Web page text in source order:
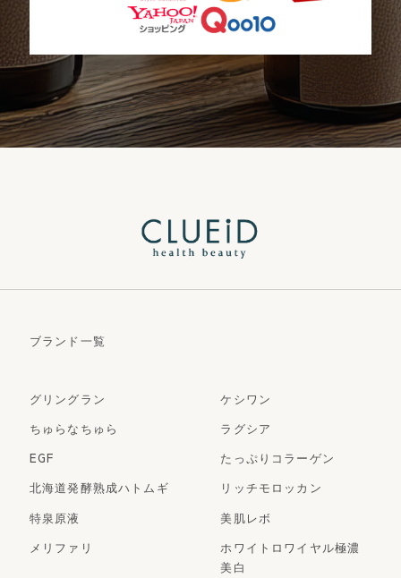
ブランド一覧
グリングラン
ケシワン
ちゅらなちゅら
ラグシア
EGF
たっぷりコラーゲン
北海道発酵熟成ハトムギ
リッチモロッカン
特泉原液
美肌レボ
メリファリ
ホワイトロワイヤル極濃
美白